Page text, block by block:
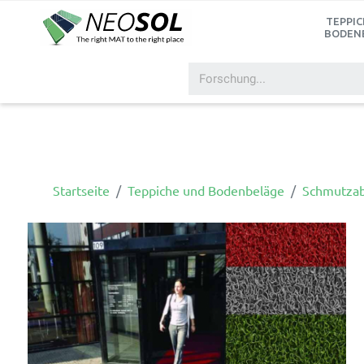
Startseite Teppiche und Bodenbeläge